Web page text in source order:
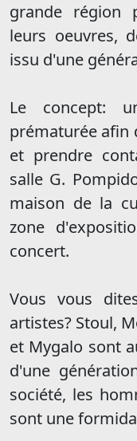
grande région
leurs oeuvres,
issu d'une
Le concept:
prématurée afin
et prendre
salle G.
maison de la
zone
concert.
Vous vous
artistes? Stoul,
et Mygalo sont
d'une
société, les
sont une